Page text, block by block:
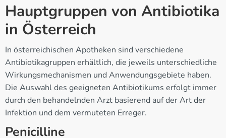
Hauptgruppen von Antibiotika
in Österreich
In österreichischen Apotheken sind verschiedene
Antibiotikagruppen erhältlich, die jeweils unterschiedliche
Wirkungsmechanismen und Anwendungsgebiete haben.
Die Auswahl des geeigneten Antibiotikums erfolgt immer
durch den behandelnden Arzt basierend auf der Art der
Infektion und dem vermuteten Erreger.
Penicilline